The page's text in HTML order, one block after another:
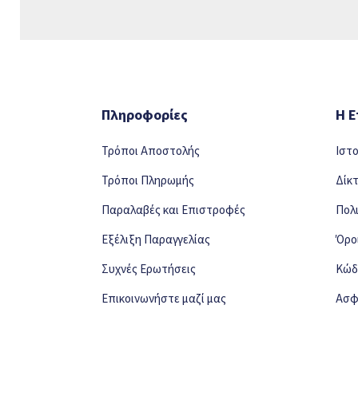
Πληροφορίες
Τρόποι Αποστολής
Τρόποι Πληρωμής
Παραλαβές και Επιστροφές
Εξέλιξη Παραγγελίας
Συχνές Ερωτήσεις
Επικοινωνήστε μαζί μας
Η